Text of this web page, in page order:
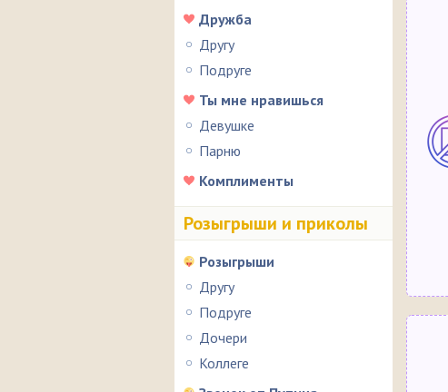
Дружба
Другу
Подруге
Ты мне нравишься
Девушке
Парню
Комплименты
Розыгрыши и приколы
Розыгрыши
Другу
Подруге
Дочери
Коллеге